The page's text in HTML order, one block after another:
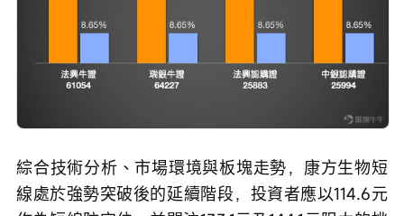
綜合技術分析、市場環境與板塊走勢，康方生物短
線處於強勢突破後的延續階段，投資者應以114.6元